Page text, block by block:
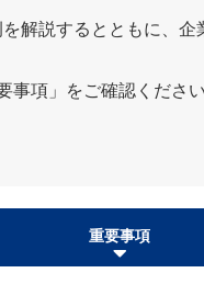
解説するとともに、企
項」をご確認ください
重要事項